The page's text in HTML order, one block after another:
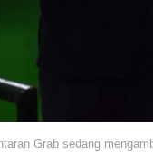
Grab sedang